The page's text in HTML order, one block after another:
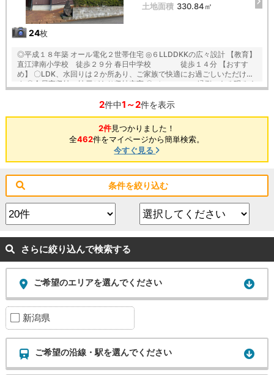
24枚
土地面積 330.84㎡
◎平成１８年築 オール電化２世帯住宅 ◎６LLDDKKの広々設計 【教育】
直江津南小学校 徒歩２９分 春日中学校 徒歩１４分 【おすす
め】 〇LDK、水回りは２か所あり、ご家族で快適にお過ごしいただけま
す 〇全居室収納、納戸があり収納充実 〇バルコニー、縁側のある明るく
ーパー ラ・ムー上越北店まで徒歩３分 ※付属建物：車庫・物置も売買
2件中1～2件を表示
2件見つかりました！
全462件をマイページから簡単検索。
今すぐ見る
条件を絞り込む
さらに絞り込んで検索する
ご希望のエリアを選んでください
新潟県
ご希望の沿線・駅を選んでください